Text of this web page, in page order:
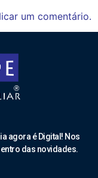
um comentário.
agora é Digital! Nos
das novidades.